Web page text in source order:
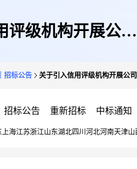
评级机构开展公司
招标公告 关于引入信用评级机构开展公
招标公告 重新招标 中标通知
上海江苏浙江山东湖北四川 河北河南天津山